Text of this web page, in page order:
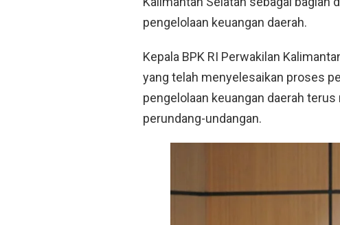
pengelolaan keuangan daerah.
Kepala BPK RI Perwakilan
yang telah menyelesaikan proses
pengelolaan keuangan daerah
perundang-undangan.